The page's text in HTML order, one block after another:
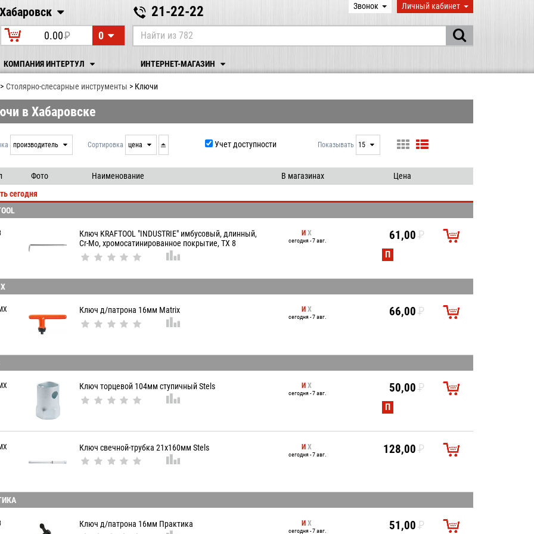
Хабаровск
Хабаровск
21-22-22 Звонок Личный кабинет
0.00P
0
КОМПАНИЯ ИНТЕРТУЛ ИНТЕРНЕТ-МАГАЗИН
Столярно-слесарные инструменты Ключи
в Хабаровске
производитель
производитель
Сортировка цена
выдачи
цена
Учет доступности Показывать 15
100
Фото Наименование В магазинах
Цена
сегодня
Ключ KRAFTOOL "INDUSTRIE" имбусовый, длинный,
Cr-Mo, хромосатинированное покрытие, TX 8
И Х
сегодня - 7 авг. 61,00P
П
Ключ д/патрона 16мм Matrix И Х
сегодня - 7 авг. 66,00P
Ключ торцевой 104мм ступичный Stels И Х
сегодня - 7 авг. 50,00P
П
Ключ свечной-трубка 21х160мм Stels И Х
сегодня - 7 авг. 128,00P
Ключ д/патрона 16мм Практика И Х
сегодня - 7 авг. 51,00P